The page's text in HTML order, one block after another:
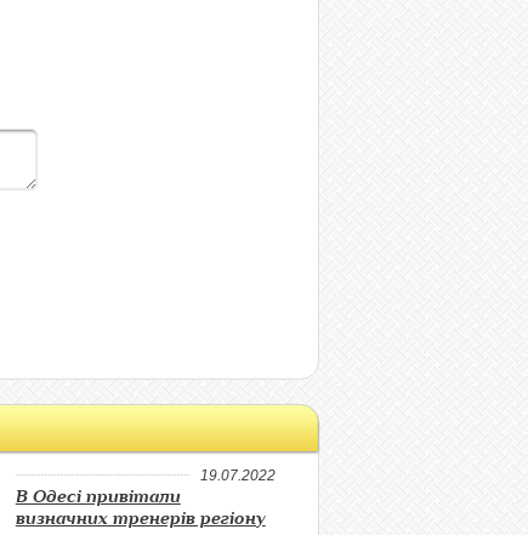
19.07.2022
В Одесі привітали
визначних тренерів регіону